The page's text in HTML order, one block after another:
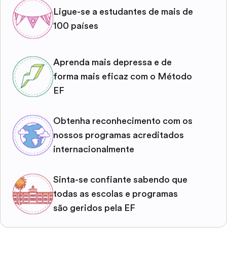
Ligue-se a estudantes de mais de
100 países
Aprenda mais depressa e de
forma mais eficaz com o Método
EF
Obtenha reconhecimento com os
nossos programas acreditados
internacionalmente
Sinta-se confiante sabendo que
todas as escolas e programas
são geridos pela EF